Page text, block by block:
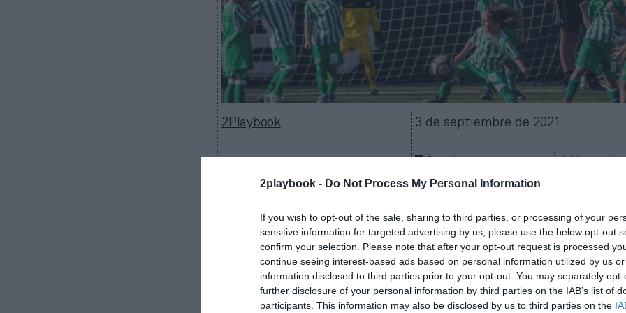
2playbook - Do Not Process My Personal Information
If you wish to opt-out of the sale, sharing to third parties, or processing of your
sensitive information for targeted advertising by us, please use the below opt-out
confirm your selection. Please note that after your opt-out request is processed
continue seeing interest-based ads based on personal information utilized by us
information disclosed to third parties prior to your opt-out. You may separately
further disclosure of your personal information by third parties on the IAB’s list of
participants. This information may also be disclosed by us to third parties on the
2Playbook 3 de septiembre de 2021
marca a través de las escuelas.El club ha puesto en marcha una
Academy con el apoyo de su fundación en Argelia, un proyecto
al que ya impulsó en Zimbabue la pasada temporada. Además, el
complementa este proyecto con laorganización de campus en
Unidos, México, Marruecos o China, entre otros países.
La academia en Argelia se encontrará en Dely Ibrahim para